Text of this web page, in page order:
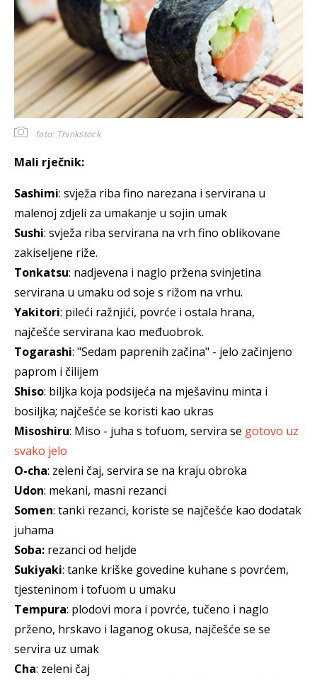
foto: Thinkstock
Mali rječnik:
Sashimi: svježa riba fino narezana i servirana u
malenoj zdjeli za umakanje u sojin umak
Sushi: svježa riba servirana na vrh fino oblikovane
zakiseljene riže.
Tonkatsu: nadjevena i naglo pržena svinjetina
servirana u umaku od soje s rižom na vrhu.
Yakitori: pileći ražnjići, povrće i ostala hrana,
najčešće servirana kao međuobrok.
Togarashi: "Sedam paprenih začina" - jelo začinjeno
paprom i čilijem
Shiso: biljka koja podsijeća na mješavinu minta i
bosiljka; najčešće se koristi kao ukras
Misoshiru: Miso - juha s tofuom, servira se gotovo uz
svako jelo
O-cha: zeleni čaj, servira se na kraju obroka
Udon: mekani, masni rezanci
Somen: tanki rezanci, koriste se najčešće kao dodatak
juhama
Soba: rezanci od heljde
Sukiyaki: tanke kriške govedine kuhane s povrćem,
tjesteninom i tofuom u umaku
Tempura: plodovi mora i povrće, tučeno i naglo
prženo, hrskavo i laganog okusa, najčešće se se
servira uz umak
Cha: zeleni čaj